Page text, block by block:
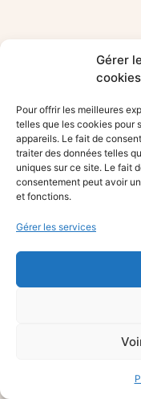
Gérer
cookies
Pour offrir les meilleures
telles que les cookies pour
appareils. Le fait de
traiter des données telles
uniques sur ce site. Le fait
consentement peut avoir
et fonctions.
Gérer les services